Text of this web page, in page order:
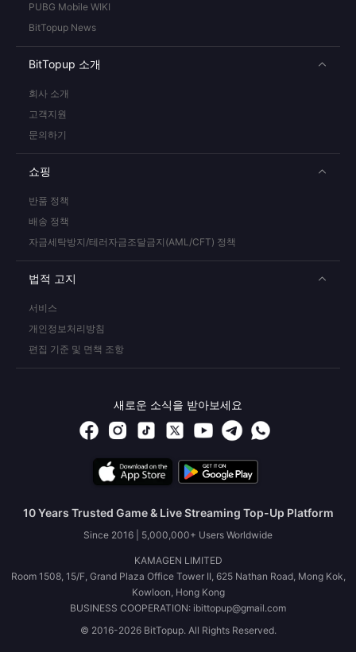
PUBG Mobile WIKI
BitTopup News
BitTopup 소개
회사 소개
고객지원
문의하기
쇼핑
반품 정책
배송 정책
자금세탁방지/테러자금조달금지(AML/CFT) 정책
법적 고지
서비스
개인정보처리방침
편집 기준 및 면책 조항
새로운 소식을 받아보세요
10 Years Trusted Game & Live Streaming Top-Up Platform
Since 2016 | 5,000,000+ Users Worldwide
KAMAGEN LIMITED
Room 1508, 15/F, Grand Plaza Office Tower II, 625 Nathan Road, Mong Kok,
Kowloon, Hong Kong
BUSINESS COOPERATION: ibittopup@gmail.com
© 2016-2026 BitTopup. All Rights Reserved.